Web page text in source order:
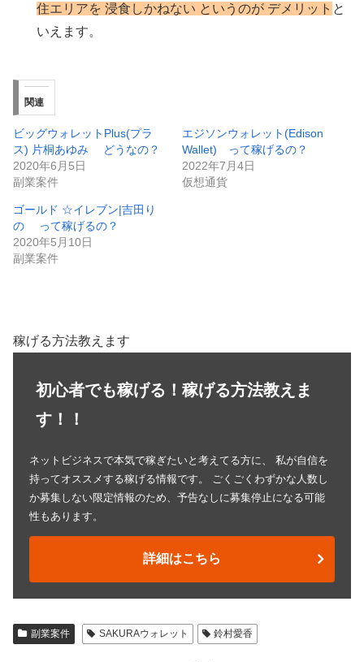
住エリアを 浸食しかねない というのが デメリット と
いえます。
関連
ビッグウォレットPlus(プラ
ス) 片桐あゆみ どうなの？
2020年6月5日
副業案件
エジソンウォレット(Edison
Wallet) って稼げるの？
2022年7月4日
仮想通貨
ゴールド ☆イレブン|吉田り
の って稼げるの？
2020年5月10日
副業案件
稼げる方法教えます
初心者でも稼げる！稼げる方法教えま
す！！
ネットビジネスで本気で稼ぎたいと考えてる方に、 私が自信を
持ってオススメする稼げる情報です。 ごくごくわずかな人数し
か募集しない限定情報のため、予告なしに募集停止になる可能
性もあります。
詳細はこちら
副業案件 SAKURAウォレット 鈴村愛香